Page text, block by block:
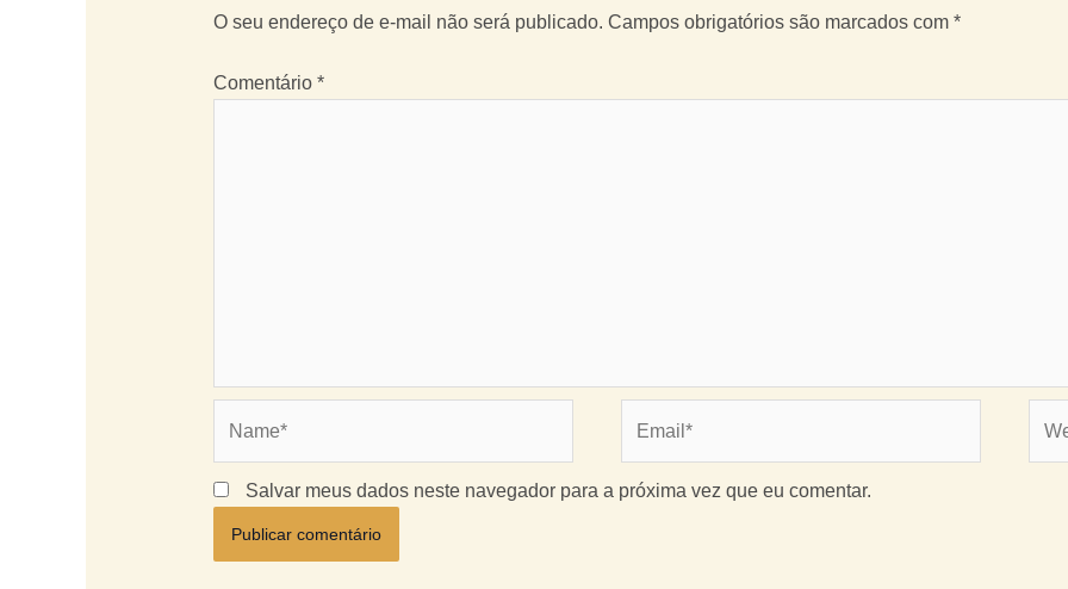
O seu endereço de e-mail não será publicado. Campos obrigatórios são marcados com *
Comentário *
Salvar meus dados neste navegador para a próxima vez que eu comentar.